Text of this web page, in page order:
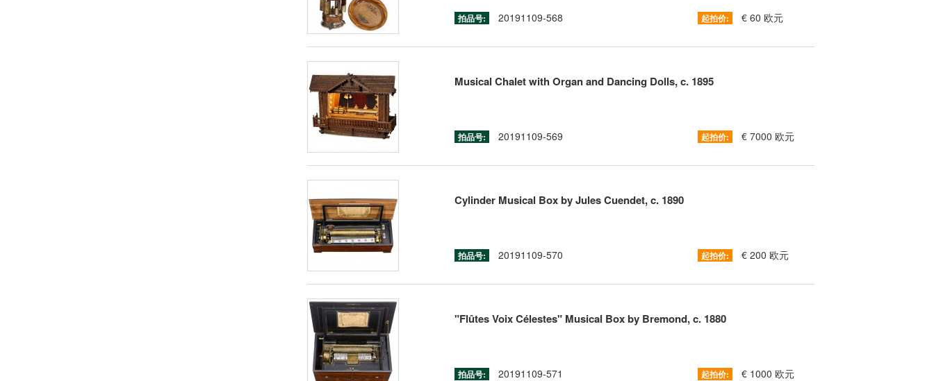
拍品号: 20191109-568 起拍价: € 60 欧元
Musical Chalet with Organ and Dancing Dolls, c. 1895
拍品号: 20191109-569 起拍价: € 7000 欧元
Cylinder Musical Box by Jules Cuendet, c. 1890
拍品号: 20191109-570 起拍价: € 200 欧元
"Flûtes Voix Célestes" Musical Box by Bremond, c. 1880
拍品号: 20191109-571 起拍价: € 1000 欧元